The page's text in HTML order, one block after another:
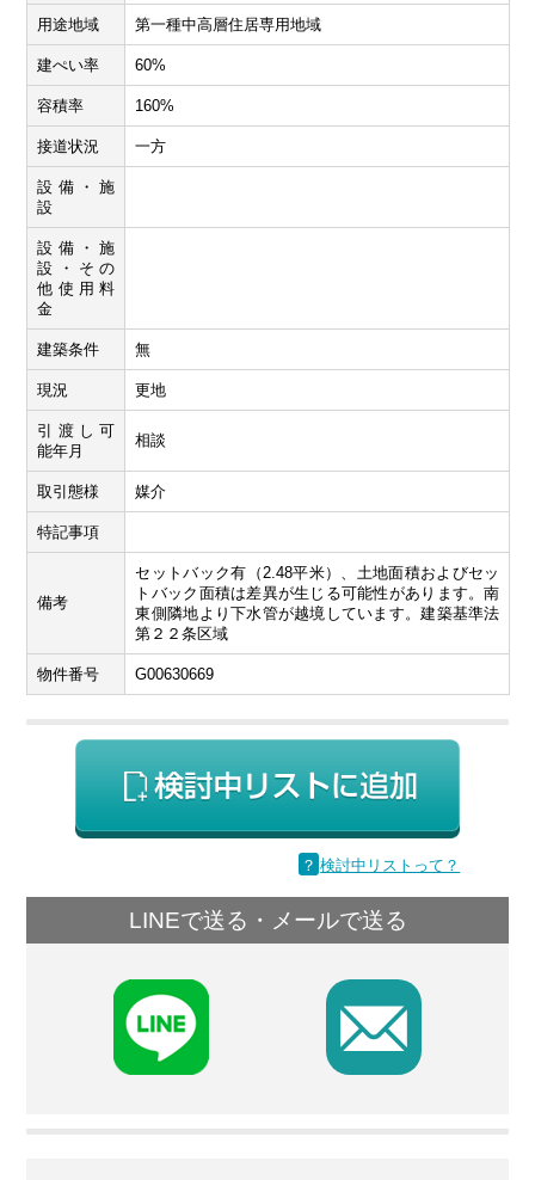
用途地域 第一種中高層住居専用地域
建ぺい率 60%
容積率 160%
接道状況 一方
設備・施
設
設備・施
設・その
他使用料
金
建築条件 無
現況 更地
引渡し可
能年月
相談
取引態様 媒介
特記事項
備考
セットバック有（2.48平米）、土地面積およびセッ
トバック面積は差異が生じる可能性があります。南
東側隣地より下水管が越境しています。建築基準法
第２２条区域
物件番号 G00630669
？ 検討中リストって？
LINEで送る・メールで送る
F